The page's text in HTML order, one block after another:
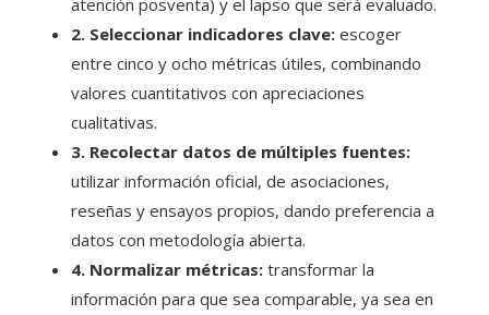
2. Seleccionar indicadores clave: escoger
entre cinco y ocho métricas útiles, combinando
valores cuantitativos con apreciaciones
cualitativas.
3. Recolectar datos de múltiples fuentes:
utilizar información oficial, de asociaciones,
reseñas y ensayos propios, dando preferencia a
datos con metodología abierta.
4. Normalizar métricas: transformar la
información para que sea comparable, ya sea en